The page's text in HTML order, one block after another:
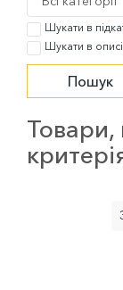
Шукати в
Шукати в
Товари,